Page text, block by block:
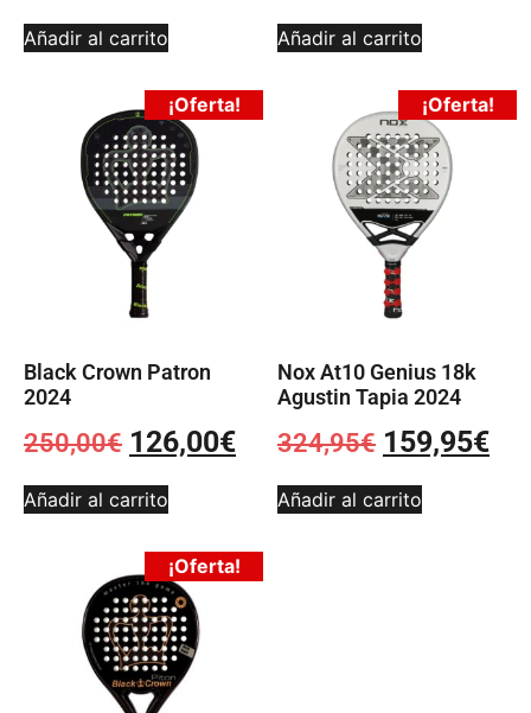
Añadir al carrito Añadir al carrito
¡Oferta!
Black Crown Patron
2024
250,00€ 126,00€
Añadir al carrito
¡Oferta!
Nox At10 Genius 18k
Agustin Tapia 2024
324,95€ 159,95€
Añadir al carrito
¡Oferta!